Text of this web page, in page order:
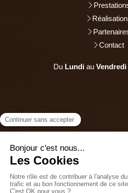
Contact
Du Lundiau Vendredi
Mentions